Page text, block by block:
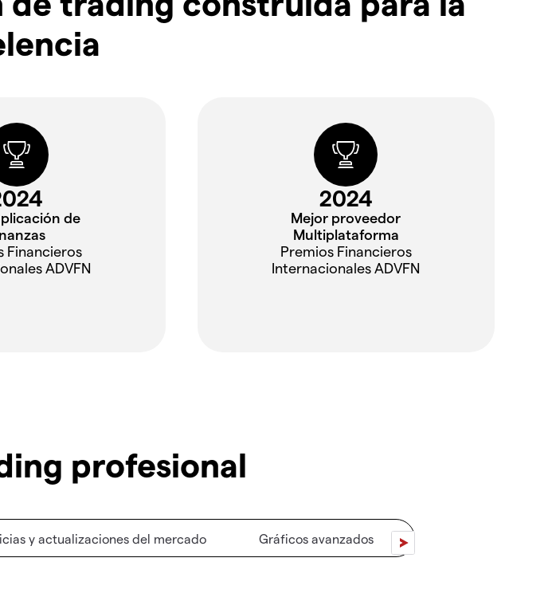
de
Financieros
ADVFN
2024
Mejor proveedor
Multiplataforma
Premios Financieros
Internacionales ADVFN
profesional
y actualizaciones del mercado Gráficos avanzados